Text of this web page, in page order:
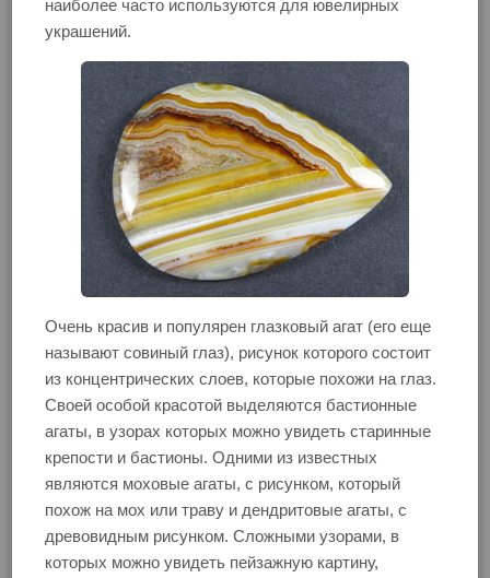
наиболее часто используются для ювелирных
украшений.
Очень красив и популярен глазковый агат (его еще
называют совиный глаз), рисунок которого состоит
из концентрических слоев, которые похожи на глаз.
Своей особой красотой выделяются бастионные
агаты, в узорах которых можно увидеть старинные
крепости и бастионы. Одними из известных
являются моховые агаты, с рисунком, который
похож на мох или траву и дендритовые агаты, с
древовидным рисунком. Сложными узорами, в
которых можно увидеть пейзажную картину,